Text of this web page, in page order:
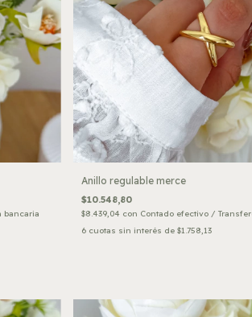
bancaria
Anillo regulable merce
$10.548,80
$8.439,04 con Contado efectivo /
6 cuotas sin interés de $1.758,13